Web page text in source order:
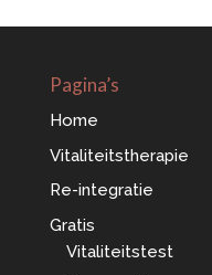
Pagina’s
Home
Vitaliteitstherapie
Re-integratie
Gratis
Vitaliteitstest